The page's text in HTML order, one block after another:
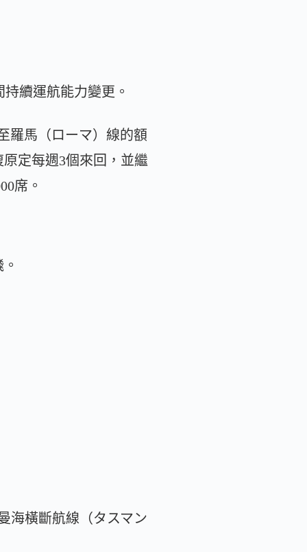
續運航能力變更。
羅馬（ローマ）線的額
定每週3個來回，並繼
席。
海橫斷航線（タスマン